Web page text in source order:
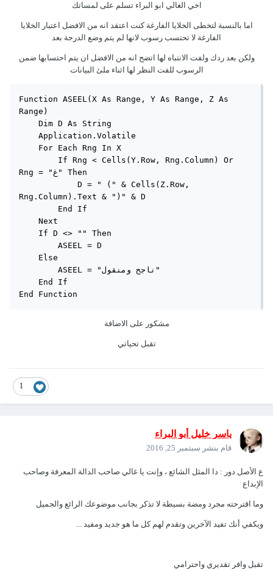
اخي الغالي ابو البراء تسلم على لمساتك
اما بالنسبة لتخطى الخلايا الفارغة كنت اعتقد انه من الافضل اعتبار الخلايا
الفارغة لا تحتسب رسوب لانها لم يتم وضع الدرجة بعد
ولكن بعد ردك ولفت الانتباه لها اتضح انه من الافضل ان يتم احتسابها ضمن
الرسوب للفت النظر لها اثناء ملئ البيانات
Function ASEEL(X As Range, Y As Range, Z As
Range)
    Dim D As String
    Application.Volatile
    For Each Rng In X
        If Rng < Cells(Y.Row, Rng.Column) Or
Rng = "غ" Then
            D = " (" & Cells(Z.Row,
Rng.Column).Text & ")" & D
        End If
    Next
    If D <> "" Then
        ASEEL = D
    Else
        ASEEL = "ناجح ومنقول"
    End If
End Function
مشكور على الاضافة
تقبل تحياتي
1
ياسر خليل أبو البراء
قام بنشر سبتمبر 25, 2016
ع الأصل دور : دا المثل الشائع ، وإنت يا غالي صاحب الدالة المعرفة وصاحب
الإبداع
وما اقترحته مجرد ومضة بسيطة لا تذكر بجانب موضوعك الرائع والجميل
ويكفي أنك تفيد الآخرين وتقدم لهم كل ما هو جديد ومفيد ...
تقبل وافر تقديري واحترامي